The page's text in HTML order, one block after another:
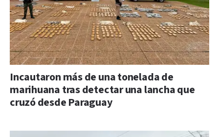
Incautaron más de una tonelada de
marihuana tras detectar una lancha que
cruzó desde Paraguay